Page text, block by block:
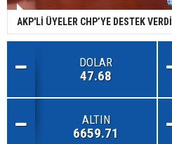
AKP'Lİ ÜYELER CHP’YE DESTEK VERDİ
DOLAR
47.68
ALTIN
6659.71